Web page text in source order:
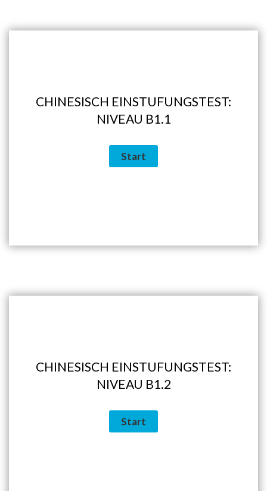
CHINESISCH EINSTUFUNGSTEST:
NIVEAU B1.1
CHINESISCH EINSTUFUNGSTEST:
NIVEAU B1.2